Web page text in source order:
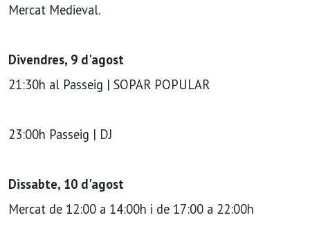
Mercat Medieval.
Divendres, 9 d'agost
21:30h al Passeig | SOPAR POPULAR
23:00h Passeig | DJ
Dissabte, 10 d'agost
Mercat de 12:00 a 14:00h i de 17:00 a 22:00h